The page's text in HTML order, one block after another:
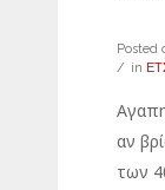
Posted
in
αν
των